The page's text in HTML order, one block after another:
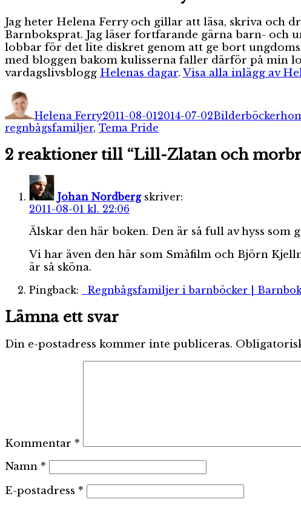
Jag heter Helena Ferry och gillar att läsa, skriva och
Barnboksprat. Jag läser fortfarande gärna barn- och
lobbar för det lite diskret genom att ge bort
med bloggen bakom kulisserna faller därför på min
vardagslivsblogg Helenas dagar. Visa alla inlägg av
Helena Ferry2011-08-01 2014-07-02Bilderböcker
regnbågsfamiljer, Tema Pride
2 reaktioner till “Lill-Zlatan och
Johan Nordberg skriver:
2011-08-01 kl. 22:06
Älskar den här boken. Den är så full av hyss
Vi har även den här som Småfilm och Björn
är så sköna.
Pingback: Regnbågsfamiljer i barnböcker |
Lämna ett svar
Din e-postadress kommer inte publiceras.
Kommentar *
Namn *
E-postadress *